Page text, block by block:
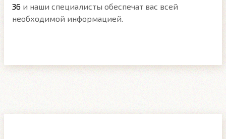
36 и наши специалисты обеспечат вас всей
необходимой информацией.